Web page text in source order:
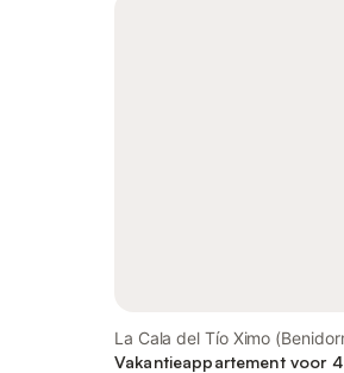
La Cala del Tío Ximo
Benidorm
Vakantieappartement voor